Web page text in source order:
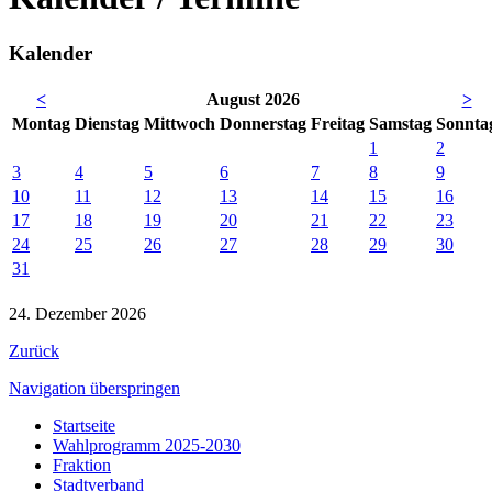
Kalender
< August 2026
>
Montag Dienstag Mittwoch Donnerstag Freitag Samstag So
1
2
3
4 5 6 7 8
9
10
11 12 13 14 15
16
17
18 19 20 21 22
23
24
25 26 27 28 29
30
31
24. Dezember 2026
Zurück
Navigation überspringen
Startseite
Wahlprogramm 2025-2030
Fraktion
Stadtverband